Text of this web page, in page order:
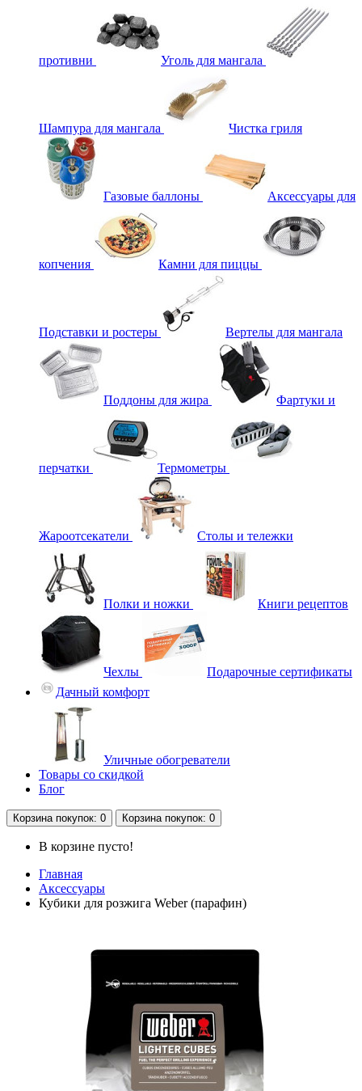
противни Уголь для мангала
Шампура для мангала Чистка гриля
Газовые баллоны Аксессуары для
копчения Камни для пиццы
Подставки и ростеры Вертелы для мангала
Поддоны для жира Фартуки и
перчатки Термометры
Жароотсекатели Столы и тележки
Полки и ножки Книги рецептов
Чехлы
Подарочные сертификаты
Дачный комфорт
Уличные обогреватели
Товары со скидкой
Блог
Корзина покупок: 0 Корзина покупок: 0
В корзине пусто!
Главная
Аксессуары
Кубики для розжига Weber (парафин)